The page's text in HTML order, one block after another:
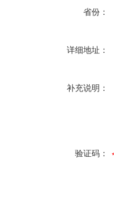
省份：
详细地址：
补充说明：
验证码：